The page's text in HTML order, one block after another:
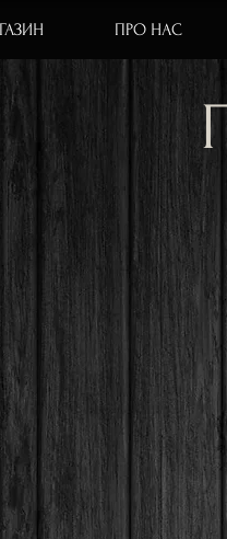
ПРО НАС